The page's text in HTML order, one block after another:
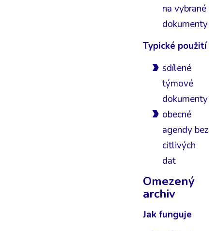
na vybrané
dokumenty
Typické použití
sdílené
týmové
dokumenty
obecné
agendy bez
citlivých
dat
Omezený
archiv
Jak funguje